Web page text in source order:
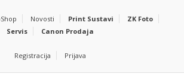
Novosti Print Sustavi
ZK Foto
Servis
Canon Prodaja
Registracija Prijava